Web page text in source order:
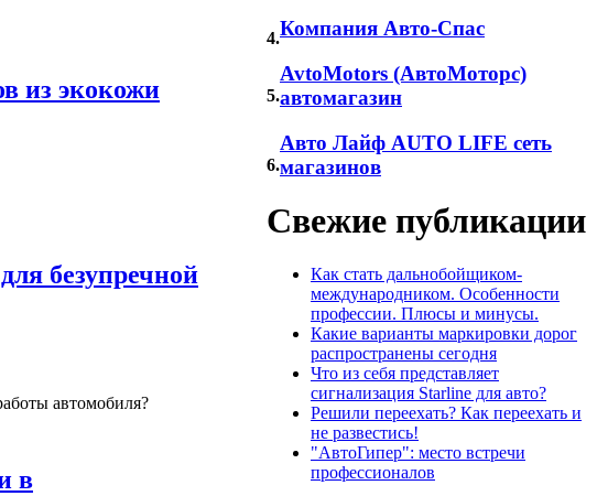
из экокожи
безупречной
автомобиля?
в
4.Компания Авто-Спас
5.
AvtoMotors (АвтоМоторс)
автомагазин
6.
Авто Лайф AUTO LIFE сеть
магазинов
Свежие публикации
Как стать дальнобойщиком-
международником. Особенности
профессии. Плюсы и минусы.
Какие варианты маркировки дорог
распространены сегодня
Что из себя представляет
сигнализация Starline для авто?
Решили переехать? Как переехать и
не развестись!
"АвтоГипер": место встречи
профессионалов